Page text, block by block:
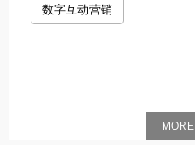
数字互动营销
MORE